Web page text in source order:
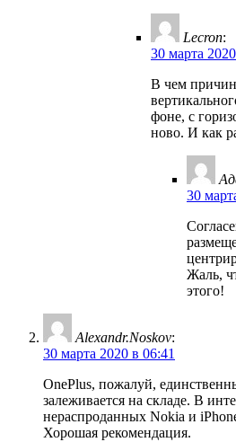
Lecron:
30 марта
В чем
фоне, с
ново. И как
30
Жаль,
этого!
Alexandr.Noskov:
30 марта 2020 в 06:41
OnePlus, пожалуй,
залеживается на складе. В
нераспроданных Nokia и
Хорошая рекомендация.